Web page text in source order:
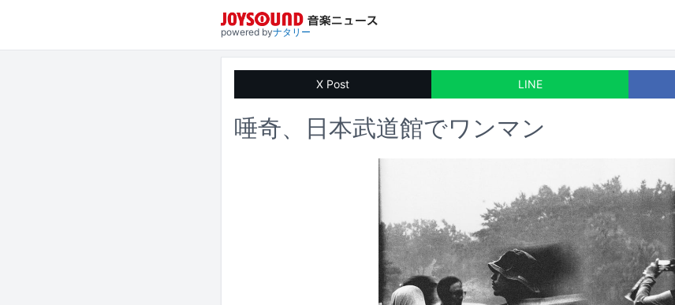
powered byナタリー
X Post LINE
唾奇、日本武道館でワンマン